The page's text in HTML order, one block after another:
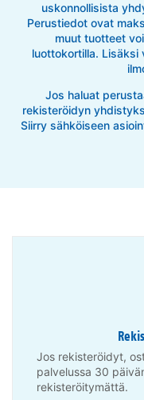
uskonnollisista
Perustiedot ovat
muut tuotteet
luottokortilla. Lisäksi
Jos haluat
rekisteröidyn
Siirry sähköiseen
Jos rekisteröidyt,
palvelussa 30
rekisteröitymättä.